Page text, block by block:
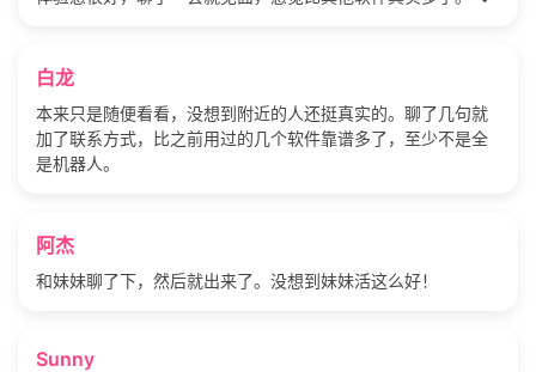
白龙
本来只是随便看看，没想到附近的人还挺真实的。聊了几句就
加了联系方式，比之前用过的几个软件靠谱多了，至少不是全
是机器人。
阿杰
和妹妹聊了下，然后就出来了。没想到妹妹活这么好！
Sunny